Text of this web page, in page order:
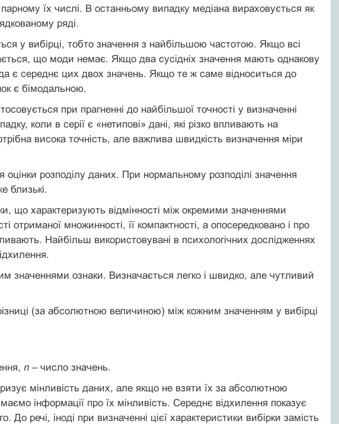
їх числі. В останньому випадку медіана вираховується як
ряді.
у вибірці, тобто значення з найбільшою частотою. Якщо всі
що моди немає. Якщо два сусідніх значення мають однакову
є середнє цих двох значень. Якщо те ж саме відноситься до
є бімодальною.
при прагненні до найбільшої точності у визначенні
коли в серії є «нетипові» дані, які різко впливають на
висока точність, але важлива швидкість визначення міри
розподілу даних. При нормальному розподілі значення
близькі.
що характеризують відмінності між окремими значеннями
отриманої множинності, її компактності, а опосередковано і про
Найбільш використовувані в психологічних дослідженнях
значеннями ознаки. Визначається легко і швидко, але чутливий
(за абсолютною величиною) між кожним значенням у вибірці
n – число значень.
мінливість даних, але якщо не взяти їх за абсолютною
інформації про їх мінливість. Середнє відхилення показує
До речі, іноді при визначенні цієї характеристики вибірки замість